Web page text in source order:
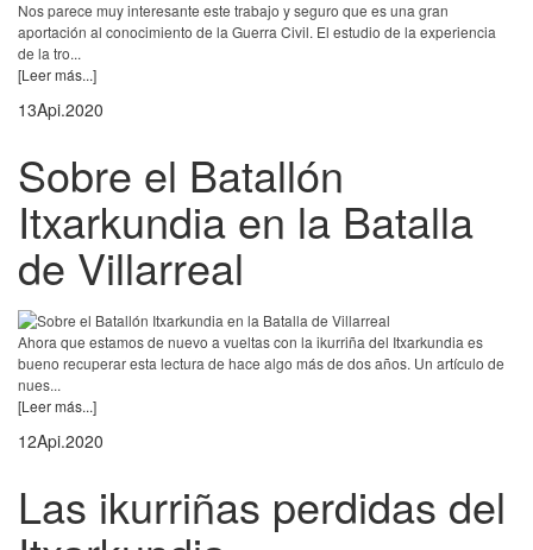
Nos parece muy interesante este trabajo y seguro que es una gran
aportación al conocimiento de la Guerra Civil. El estudio de la experiencia
de la tro...
[Leer más...]
13Api.2020
Sobre el Batallón
Itxarkundia en la Batalla
de Villarreal
Ahora que estamos de nuevo a vueltas con la ikurriña del Itxarkundia es
bueno recuperar esta lectura de hace algo más de dos años. Un artículo de
nues...
[Leer más...]
12Api.2020
Las ikurriñas perdidas del